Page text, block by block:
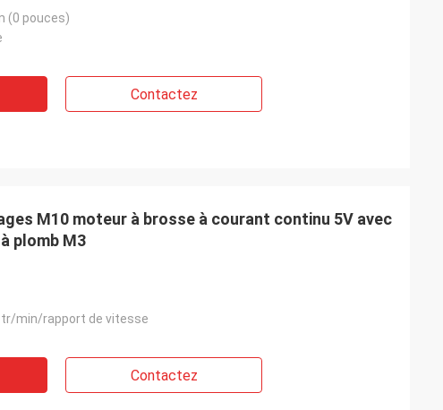
en prenant une
Ils sont prêts à adapter
(0 pouces)
Contactez
M10 moteur à brosse à courant continu 5V avec
plomb M3
tr/min/rapport de vitesse
Contactez